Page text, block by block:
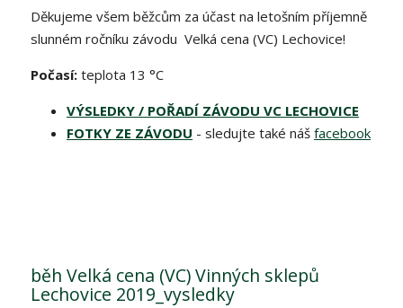
Děkujeme všem běžcům za účast na letošním příjemně
slunném ročníku závodu Velká cena (VC) Lechovice!
Počasí: teplota 13 °C
VÝSLEDKY / POŘADÍ ZÁVODU VC LECHOVICE
FOTKY ZE ZÁVODU - sledujte také nášfacebook
běh Velká cena (VC) Vinných sklepů
Lechovice 2019_vysledky